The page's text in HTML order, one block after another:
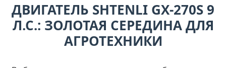
ДВИГАТЕЛЬ SHTENLI GX-270S 9
Л.С.: ЗОЛОТАЯ СЕРЕДИНА ДЛЯ
АГРОТЕХНИКИ